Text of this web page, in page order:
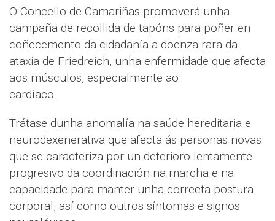
O Concello de Camariñas promoverá unha
campaña de recollida de tapóns para poñer en
coñecemento da cidadanía a doenza rara da
ataxia de Friedreich, unha enfermidade que afecta
aos músculos, especialmente ao
cardíaco.
Trátase dunha anomalía na saúde hereditaria e
neurodexenerativa que afecta ás personas novas
que se caracteriza por un deterioro lentamente
progresivo da coordinación na marcha e na
capacidade para manter unha correcta postura
corporal, así como outros síntomas e signos